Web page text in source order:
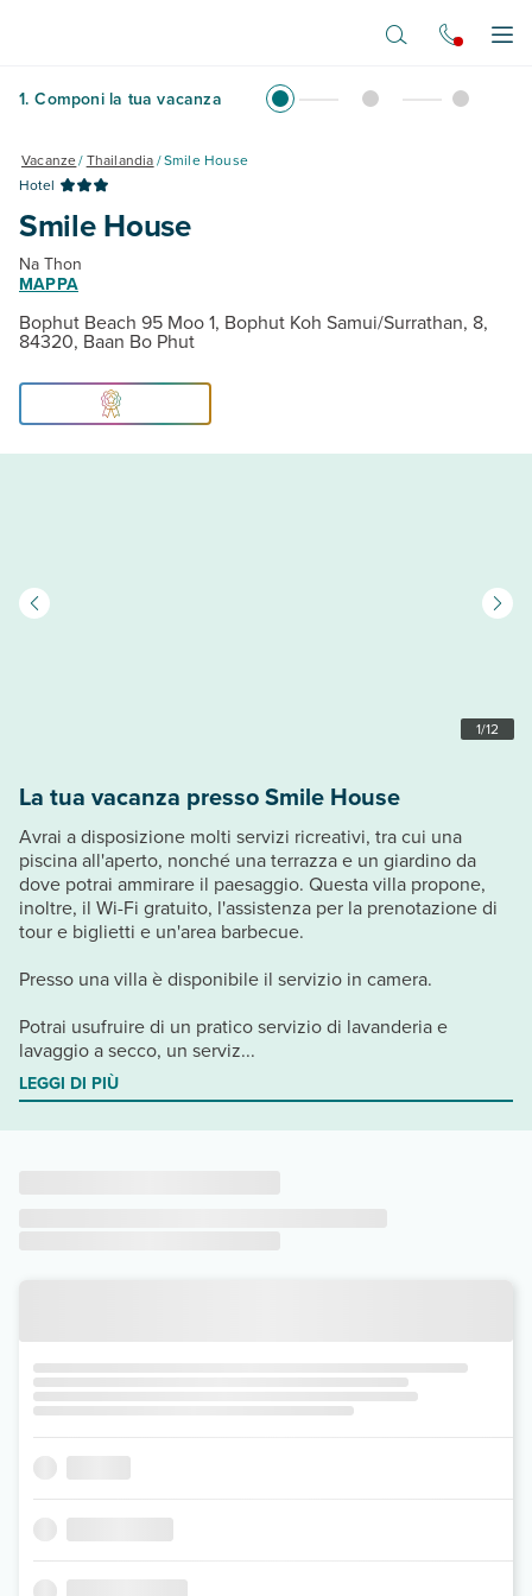
1. Componi la tua vacanza
Vacanze/Thailandia/Smile House
Hotel
Smile House
Na Thon
MAPPA
Bophut Beach 95 Moo 1, Bophut Koh Samui/Surrathan, 8,
84320, Baan Bo Phut
1/12
La tua vacanza presso Smile House
Avrai a disposizione molti servizi ricreativi, tra cui una
piscina all'aperto, nonché una terrazza e un giardino da
dove potrai ammirare il paesaggio. Questa villa propone,
inoltre, il Wi-Fi gratuito, l'assistenza per la prenotazione di
tour e biglietti e un'area barbecue.
Presso una villa è disponibile il servizio in camera.
Potrai usufruire di un pratico servizio di lavanderia e
lavaggio a secco, un serviz...
LEGGI DI PIÙ